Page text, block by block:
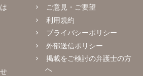
ご意見・ご要望
利用規約
プライバシーポリシー
外部送信ポリシー
掲載をご検討の弁護士の方
へ